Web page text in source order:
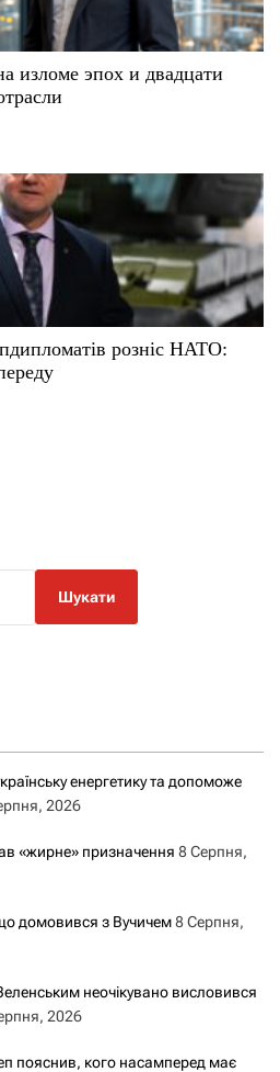
изломе эпох и двадцати
розніс НАТО:
енергетику та допоможе
2026
«жирне» призначення 8 Серпня,
домовився з Вучичем8 Серпня,
неочікувано висловився
2026
пояснив, кого насамперед має